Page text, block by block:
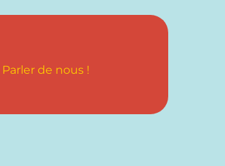
Parler de nous !